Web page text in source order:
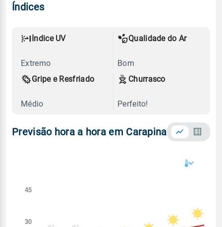
Índices
Índice UV
Extremo
Qualidade do Ar
Bom
Gripe e Resfriado
Médio
Churrasco
Perfeito!
Previsão hora a hora em Carapina